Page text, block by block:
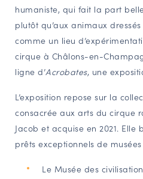
humaniste, qui fait la part
plutôt qu’aux animaux
comme un lieu
cirque à Châlons-en-
ligne d’Acrobates, une
L’exposition repose sur la
consacrée aux arts du cirque
Jacob et acquise en 2021.
prêts exceptionnels de
Le Musée des